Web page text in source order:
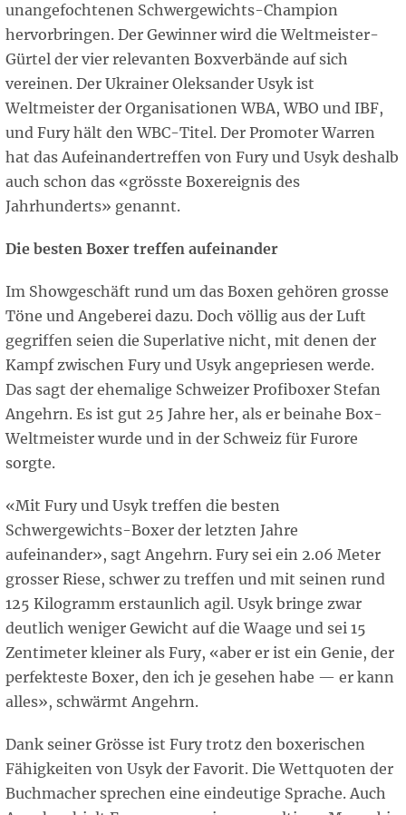
unangefochtenen Schwergewichts-Champion
hervorbringen. Der Gewinner wird die Weltmeister-
Gürtel der vier relevanten Boxverbände auf sich
vereinen. Der Ukrainer Oleksander Usyk ist
Weltmeister der Organisationen WBA, WBO und IBF,
und Fury hält den WBC-Titel. Der Promoter Warren
hat das Aufeinandertreffen von Fury und Usyk deshalb
auch schon das «grösste Boxereignis des
Jahrhunderts» genannt.
Die besten Boxer treffen aufeinander
Im Showgeschäft rund um das Boxen gehören grosse
Töne und Angeberei dazu. Doch völlig aus der Luft
gegriffen seien die Superlative nicht, mit denen der
Kampf zwischen Fury und Usyk angepriesen werde.
Das sagt der ehemalige Schweizer Profiboxer Stefan
Angehrn. Es ist gut 25 Jahre her, als er beinahe Box-
Weltmeister wurde und in der Schweiz für Furore
sorgte.
«Mit Fury und Usyk treffen die besten
Schwergewichts-Boxer der letzten Jahre
aufeinander», sagt Angehrn. Fury sei ein 2.06 Meter
grosser Riese, schwer zu treffen und mit seinen rund
125 Kilogramm erstaunlich agil. Usyk bringe zwar
deutlich weniger Gewicht auf die Waage und sei 15
Zentimeter kleiner als Fury, «aber er ist ein Genie, der
perfekteste Boxer, den ich je gesehen habe — er kann
alles», schwärmt Angehrn.
Dank seiner Grösse ist Fury trotz den boxerischen
Fähigkeiten von Usyk der Favorit. Die Wettquoten der
Buchmacher sprechen eine eindeutige Sprache. Auch